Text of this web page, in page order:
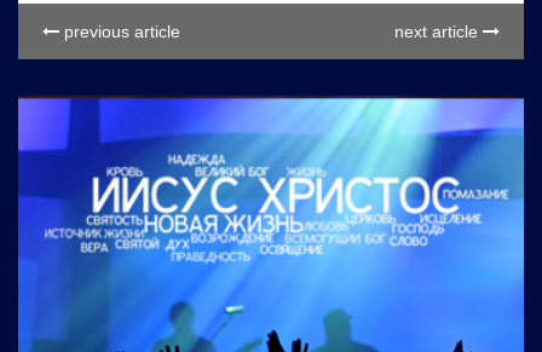
previous article next article